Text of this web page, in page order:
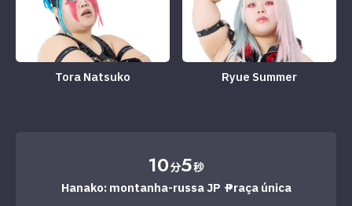
Tora Natsuko Ryue Summer
10分5秒
Hanako: montanha-russa JP → Praça única